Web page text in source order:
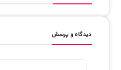
دیدگاه و پرسش